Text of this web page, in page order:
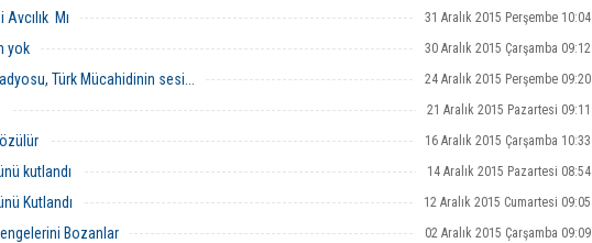
Mı 31 Aralık 2015 Perşembe 10:04
yok 30 Aralık 2015 Çarşamba 09:12
Türk Mücahidinin sesi... 24 Aralık 2015 Perşembe 09:20
21 Aralık 2015 Pazartesi 09:11
16 Aralık 2015 Çarşamba 10:33
kutlandı 14 Aralık 2015 Pazartesi 08:54
Kutlandı 12 Aralık 2015 Cumartesi 09:05
Bozanlar 02 Aralık 2015 Çarşamba 09:09